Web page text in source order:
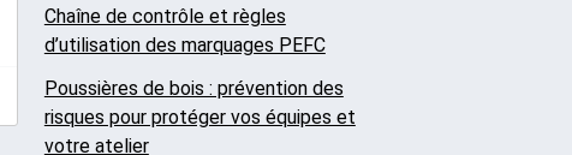
Chaîne de contrôle et règles
d’utilisation des marquages PEFC
Poussières de bois : prévention des
risques pour protéger vos équipes et
votre atelier